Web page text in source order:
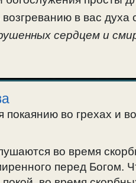
в вас духа
сердцем и
во грехах и
во время
перед Богом.